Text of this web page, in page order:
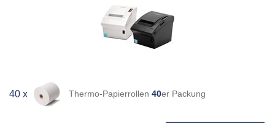
40 x Thermo-Papierrollen 40er Packung